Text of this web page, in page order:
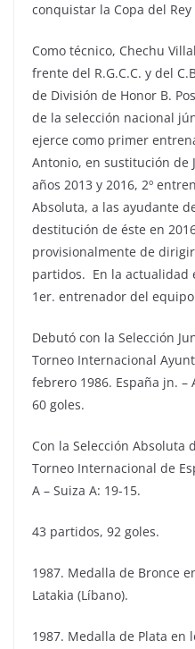
conquistar la Copa del Rey
Como técnico, Chechu
frente del R.G.C.C. y del
de División de Honor B.
de la selección nacional
ejerce como primer
Antonio, en sustitución de
años 2013 y 2016, 2º
Absoluta, a las ayudante
destitución de éste en
provisionalmente de
partidos. En la actualidad
1er. entrenador del equipo
Debutó con la Selección
Torneo Internacional
febrero 1986. España jn. –
60 goles.
Con la Selección Absoluta
Torneo Internacional de
A – Suiza A: 19-15.
43 partidos, 92 goles.
1987. Medalla de Bronce
Latakia (Líbano).
1987. Medalla de Plata en